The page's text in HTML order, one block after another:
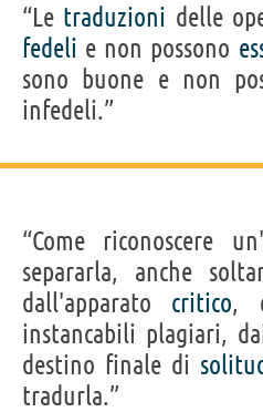
“Le traduzioni delle
fedeli e non possono
sono buone e non
infedeli.”
“Come riconoscere
separarla, anche
dall'apparato critico,
instancabili plagiari,
destino finale di
tradurla.”